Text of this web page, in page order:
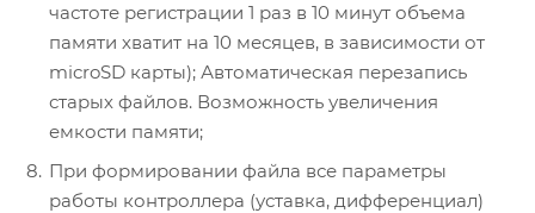
частоте регистрации 1 раз в 10 минут объема
памяти хватит на 10 месяцев, в зависимости от
microSD карты); Автоматическая перезапись
старых файлов. Возможность увеличения
емкости памяти;
При формировании файла все параметры
работы контроллера (уставка, дифференциал)